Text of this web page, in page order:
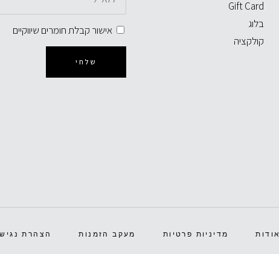
Gift Card
בלוג
קולקציה
אישור קבלת חומרים שיווקיים
שלחי
אודות מדיניות פרטיות מעקב הזמנות הצהרת